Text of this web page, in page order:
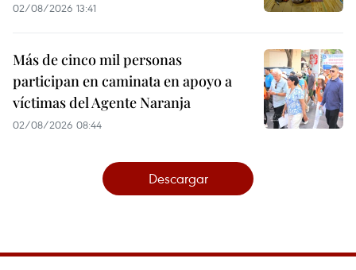
02/08/2026 13:41
Más de cinco mil personas
participan en caminata en apoyo a
víctimas del Agente Naranja
02/08/2026 08:44
Descargar